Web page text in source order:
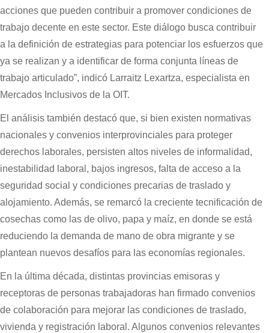
acciones que pueden contribuir a promover condiciones de
trabajo decente en este sector. Este diálogo busca contribuir
a la definición de estrategias para potenciar los esfuerzos que
ya se realizan y a identificar de forma conjunta líneas de
trabajo articulado”, indicó Larraitz Lexartza, especialista en
Mercados Inclusivos de la OIT.
El análisis también destacó que, si bien existen normativas
nacionales y convenios interprovinciales para proteger
derechos laborales, persisten altos niveles de informalidad,
inestabilidad laboral, bajos ingresos, falta de acceso a la
seguridad social y condiciones precarias de traslado y
alojamiento. Además, se remarcó la creciente tecnificación de
cosechas como las de olivo, papa y maíz, en donde se está
reduciendo la demanda de mano de obra migrante y se
plantean nuevos desafíos para las economías regionales.
En la última década, distintas provincias emisoras y
receptoras de personas trabajadoras han firmado convenios
de colaboración para mejorar las condiciones de traslado,
vivienda y registración laboral. Algunos convenios relevantes